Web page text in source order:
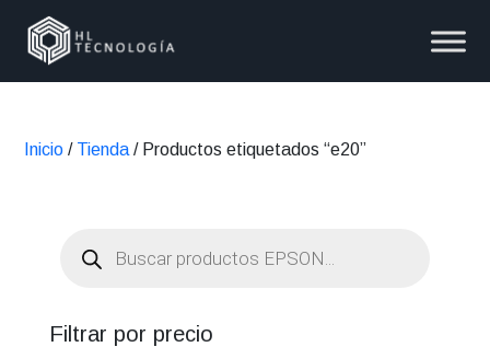
Inicio / Tienda / Productos etiquetados “e20”
productos
Filtrar por precio